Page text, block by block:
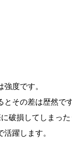
度です。
その差は歴然です
破損してしまっ
躍します。